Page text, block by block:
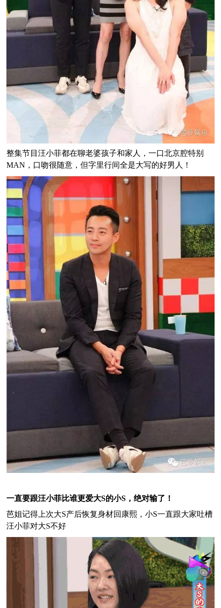
整集节目汪小菲都在聊老婆孩子和家人，一口北京腔特别
MAN，口吻很随意，但字里行间全是大写的好男人！
一直要跟汪小菲比谁更爱大S的小S，绝对输了！
芭姐记得上次大S产后恢复身材回康熙，小S一直跟大家吐槽
汪小菲对大S不好